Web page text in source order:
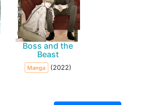
Boss and the
Beast
Manga (2022)